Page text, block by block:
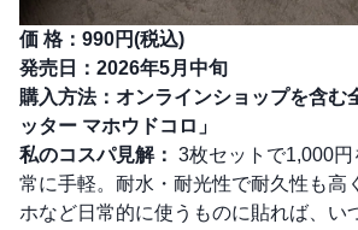
価 格：990円(税込)
発売日：2026年5月中旬
購入方法：オンラインショップを含む
ッター マホウドコロ」
私のコスパ見解： 3枚セットで1,000
常に手軽。耐水・耐光性で耐久性も高
ホなど日常的に使うものに貼れば、い